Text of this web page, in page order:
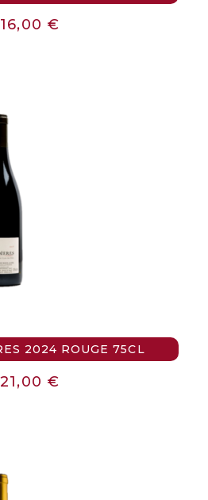
16,00 €
2024 ROUGE 75CL
21,00 €